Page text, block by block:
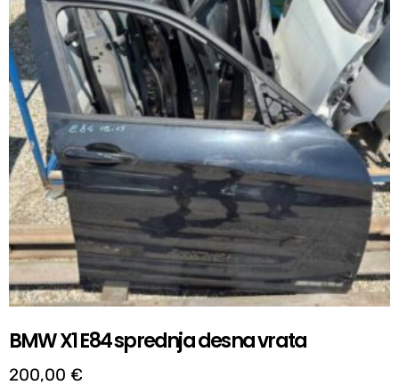
BMW X1 E84 sprednja desna vrata
200,00 €